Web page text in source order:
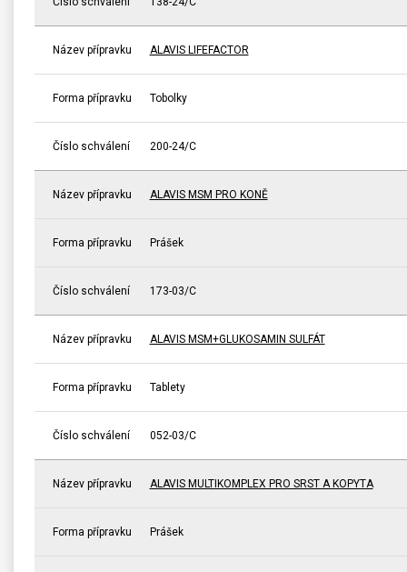
Název přípravku ALAVIS LIFEFACTOR
Forma přípravku Tobolky
Číslo schválení 200-24/C
Název přípravku ALAVIS MSM PRO KONĚ
Forma přípravku Prášek
Číslo schválení 173-03/C
Název přípravku ALAVIS MSM+GLUKOSAMIN SULFÁT
Forma přípravku Tablety
Číslo schválení 052-03/C
Název přípravku ALAVIS MULTIKOMPLEX PRO SRST A KOPYTA
Forma přípravku Prášek